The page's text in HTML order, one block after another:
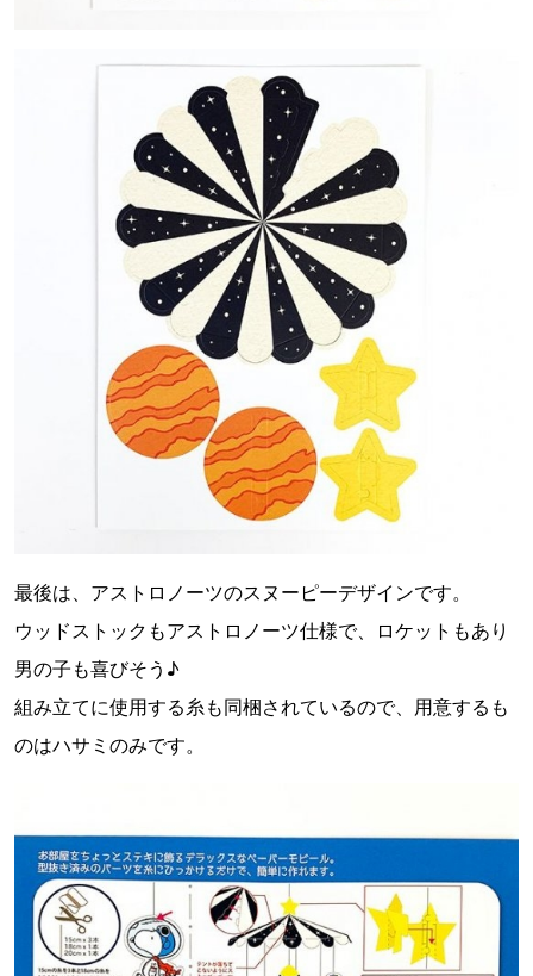
最後は、アストロノーツのスヌーピーデザインです。
ウッドストックもアストロノーツ仕様で、ロケットもあり
男の子も喜びそう♪
組み立てに使用する糸も同梱されているので、用意するも
のはハサミのみです。